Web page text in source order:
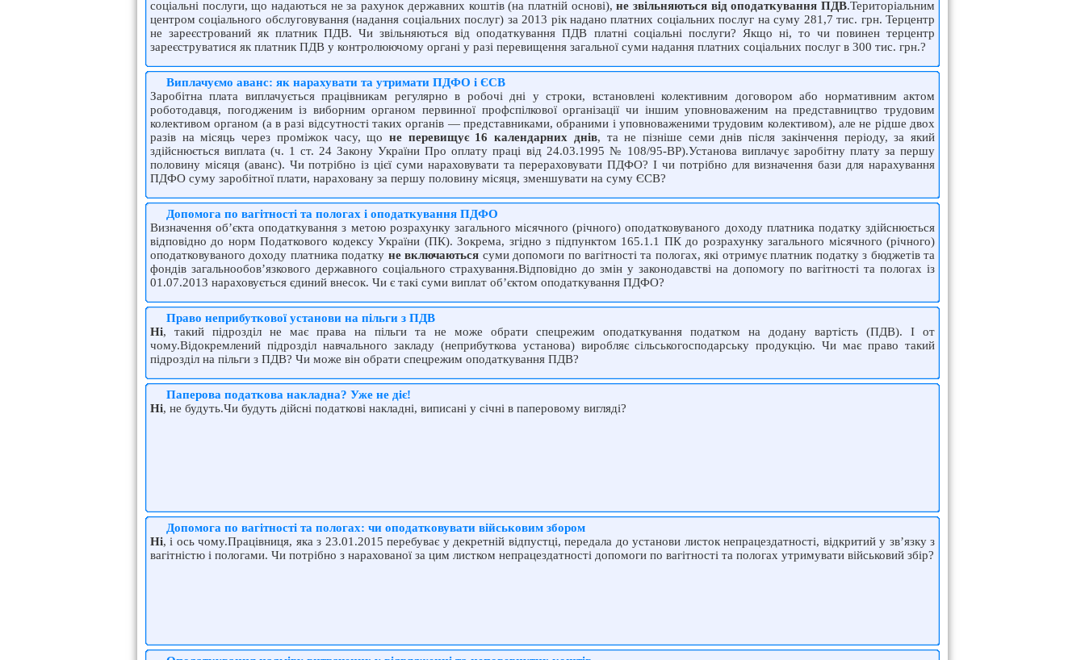
соціальні послуги, що надаються не за рахунок державних коштів (на платній основі),не звільняються від оподаткування ПДВ.Територіальним
центром соціального обслуговування (надання соціальних послуг) за 2013 рік надано платних соціальних послуг на суму 281,7 тис. грн. Терцентр
не зареєстрований як платник ПДВ. Чи звільняються від оподаткування ПДВ платні соціальні послуги? Якщо ні, то чи повинен терцентр
зареєструватися як платник ПДВ у контролюючому органі у разі перевищення загальної суми надання платних соціальних послуг в 300 тис. грн.?
Виплачуємо аванс: як нарахувати та утримати ПДФО і ЄСВ
Заробітна плата виплачується працівникам регулярно в робочі дні у строки, встановлені колективним договором або нормативним актом
роботодавця, погодженим із виборним органом первинної профспілкової організації чи іншим упов­новаженим на представництво трудовим
колективом органом (а в разі відсутності таких органів — представниками, обраними і уповноваженими трудовим колективом), але не рідше двох
разів на місяць через проміжок часу, що не перевищує 16 календарних днів, та не пізніше семи днів після закінчення періоду, за який
здійснюється виплата (ч. 1 ст. 24 Закону України Про оплату праці від 24.03.1995 № 108/95-ВР).Установа виплачує заробітну плату за першу
половину місяця (аванс). Чи потрібно із цієї суми нараховувати та перераховувати ПДФО? І чи потрібно для визначення бази для нарахування
ПДФО суму заробітної плати, нараховану за першу половину місяця, зменшувати на суму ЄСВ?
Допомога по вагітності та пологах і оподаткування ПДФО
Визначення об’єкта оподаткування з метою розрахунку загального місячного (річного) оподатковуваного доходу платника податку здійснюється
відповідно до норм Податкового кодексу України (ПК). Зокрема, згідно з підпунктом 165.1.1 ПК до розрахунку загального місячного (річного)
оподатковуваного доходу платника податку не включаються суми допомоги по вагітності та пологах, які отримує платник податку з бюджетів та
фондів загальнообов’язкового державного соціального страхування.Відповідно до змін у законодавстві на допомогу по вагітності та пологах із
01.07.2013 нараховується єдиний внесок. Чи є такі суми виплат об’єктом оподаткування ПДФО?
Право неприбуткової установи на пільги з ПДВ
Ні, такий підрозділ не має права на пільги та не може обрати спецрежим оподаткування податком на додану вартість (ПДВ). І от
чому.Відокремлений підрозділ навчального закладу (неприбуткова установа) виробляє сільськогосподарську продукцію. Чи має право такий
підрозділ на пільги з ПДВ? Чи може він обрати спецрежим оподаткування ПДВ?
Паперова податкова накладна? Уже не діє!
Ні, не будуть.Чи будуть дійсні податкові накладні, виписані у січні в паперовому вигляді?
Допомога по вагітності та пологах: чи оподатковувати військовим збором
Ні, і ось чому.Працівниця, яка з 23.01.2015 перебуває у декретній відпустці, передала до установи листок непрацездатності, відкритий у зв’язку з
вагітністю і пологами. Чи потрібно з нарахованої за цим листком непрацездатності допомоги по вагітності та пологах утримувати військовий збір?